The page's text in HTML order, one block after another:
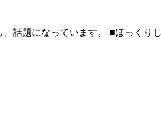
話題になっています。 ■ほっくり